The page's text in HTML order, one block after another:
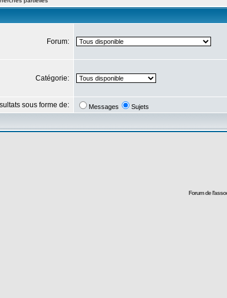
Forum:
Catégorie:
sous forme de: Messages Sujets
Forum de